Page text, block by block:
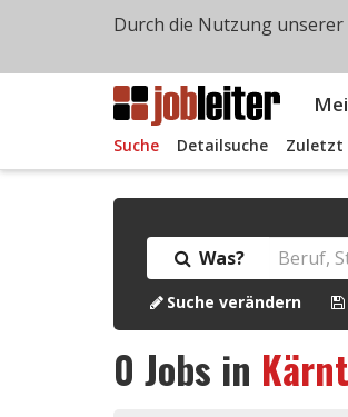
Suche Detailsuche Zuletzt
Was?
Suche verändern
0 Jobs in
Durch die Nutzung unserer